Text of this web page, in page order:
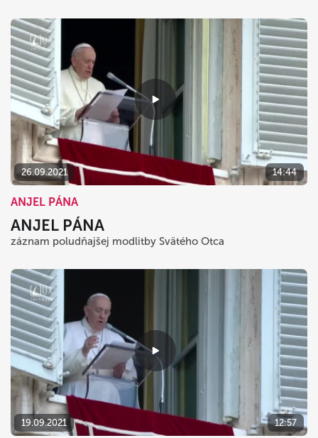
26.09.2021 14:44
ANJEL PÁNA
ANJEL PÁNA
záznam poludňajšej modlitby Svätého Otca
19.09.2021 12:57